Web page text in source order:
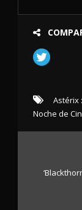
Astérix
Noche de